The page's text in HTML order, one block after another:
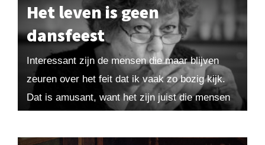
Het leven is geen
dansfeest
Interessant zijn de mensen die maar blijven
zeuren over het feit dat ik vaak zo bozig kijk.
Dat is amusant, want het zijn juist die mensen